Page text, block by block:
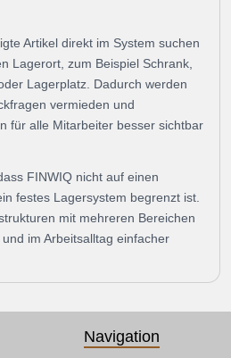
Artikel direkt im System suchen
Lagerort, zum Beispiel Schrank,
Lagerplatz. Dadurch werden
vermieden und
für alle Mitarbeiter besser sichtbar
FINWIQ nicht auf einen
festes Lagersystem begrenzt ist.
mit mehreren Bereichen
im Arbeitsalltag einfacher
Navigation